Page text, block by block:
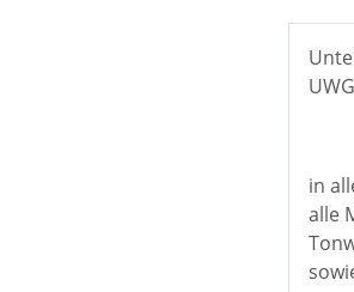
in
alle